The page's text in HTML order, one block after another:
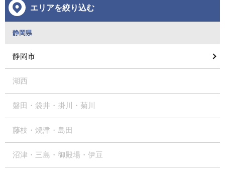
エリアを絞り込む
静岡県
静岡市
湖西
磐田・袋井・掛川・菊川
藤枝・焼津・島田
沼津・三島・御殿場・伊豆